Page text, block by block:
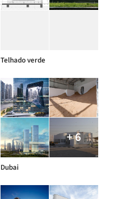
Telhado verde
+ 6
Dubai